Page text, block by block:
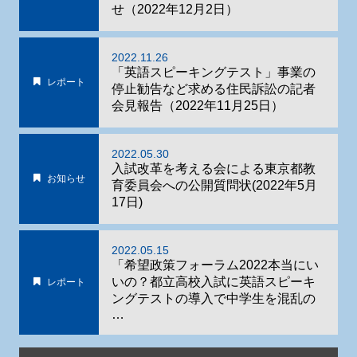
せ（2022年12月2日）
レポート
2022.11.26
「英語スピーキングテスト」事業の
停止勧告など求める住民訴訟の記者
会見報告（2022年11月25日）
お知らせ
2022.05.30
入試改革を考える会による東京都教
育委員会への公開質問状(2022年5月
17日)
レポート
2022.05.15
「希望政策フォーラム2022本当にい
いの？都立高校入試に英語スピーキ
ングテストの導入で中学生を混乱の
…